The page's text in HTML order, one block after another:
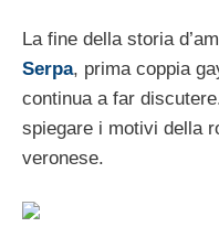
La fine della storia
Serpa, prima coppia
continua a far
spiegare i motivi della
veronese.